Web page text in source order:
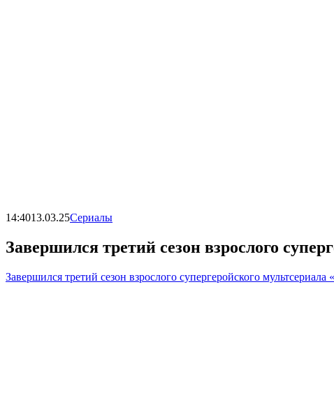
14:4013.03.25Сериалы
Завершился третий сезон взрослого
Завершился третий сезон взрослого супергеройского